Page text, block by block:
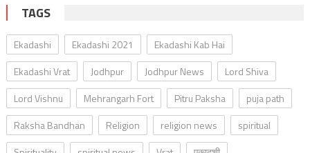
TAGS
Ekadashi Ekadashi 2021
Ekadashi Kab Hai
Ekadashi Vrat
Jodhpur Jodhpur News
Lord Shiva
Lord Vishnu
Mehrangarh Fort Pitru Paksha
puja path
Raksha Bandhan
Religion religion news
spiritual